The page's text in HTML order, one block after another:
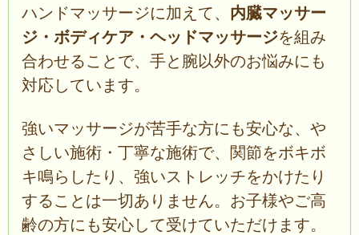
ハンドマッサージに加えて、 内臓マッサー
ジ・ボディケア・ヘッドマッサージを組み
合わせることで、手と腕以外のお悩みにも
対応しています。
強いマッサージが苦手な方にも安心な、や
さしい施術・丁寧な施術で、関節をボキボ
キ鳴らしたり、強いストレッチをかけたり
することは一切ありません。お子様やご高
齢の方にも安心して受けていただけます。